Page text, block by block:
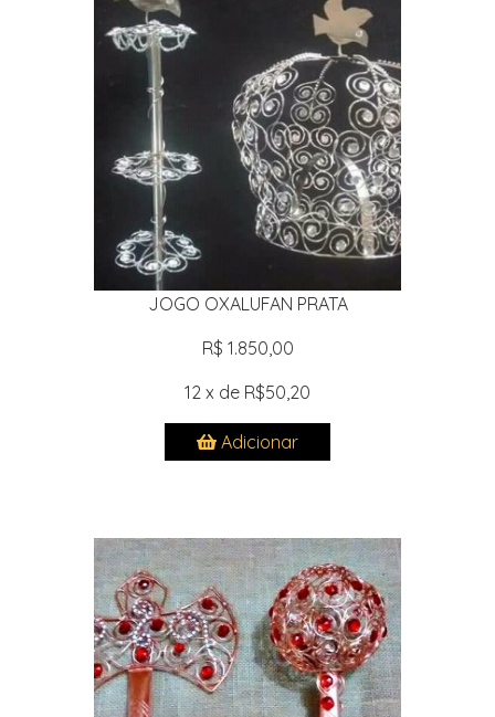
JOGO OXALUFAN PRATA
R$ 1.850,00
12 x de R$50,20
Adicionar